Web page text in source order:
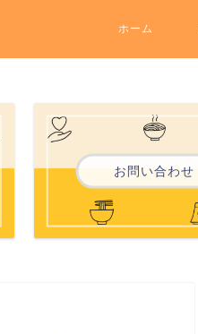
ホーム
お問い合わせ